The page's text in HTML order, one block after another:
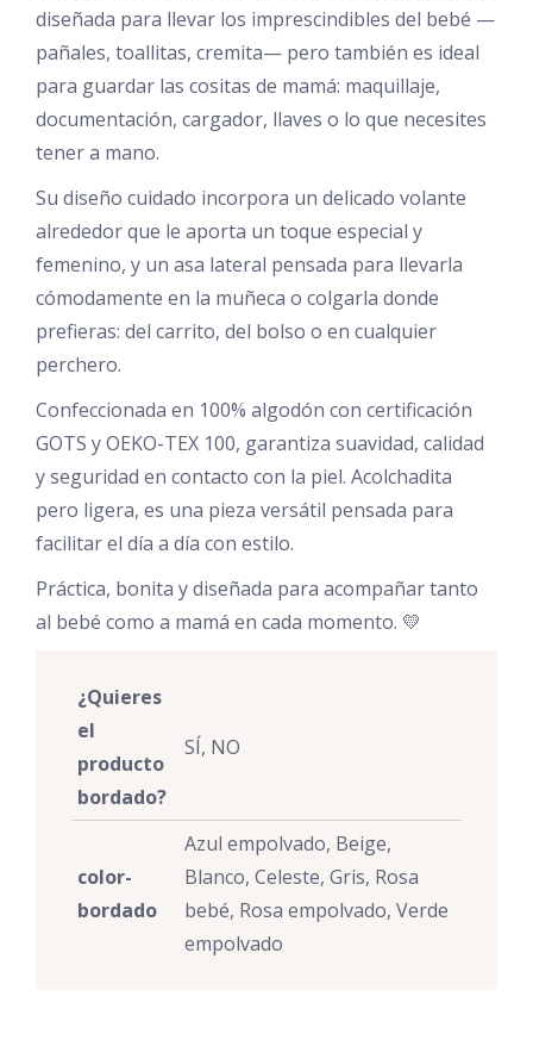
diseñada para llevar los imprescindibles del bebé —
pañales, toallitas, cremita— pero también es ideal
para guardar las cositas de mamá: maquillaje,
documentación, cargador, llaves o lo que necesites
tener a mano.
Su diseño cuidado incorpora un delicado volante
alrededor que le aporta un toque especial y
femenino, y un asa lateral pensada para llevarla
cómodamente en la muñeca o colgarla donde
prefieras: del carrito, del bolso o en cualquier
perchero.
Confeccionada en 100% algodón con certificación
GOTS y OEKO-TEX 100, garantiza suavidad, calidad
y seguridad en contacto con la piel. Acolchadita
pero ligera, es una pieza versátil pensada para
facilitar el día a día con estilo.
Práctica, bonita y diseñada para acompañar tanto
al bebé como a mamá en cada momento. 💛
¿Quieres
el
producto
bordado?
SÍ, NO
color-
bordado
Azul empolvado, Beige,
Blanco, Celeste, Gris, Rosa
bebé, Rosa empolvado, Verde
empolvado